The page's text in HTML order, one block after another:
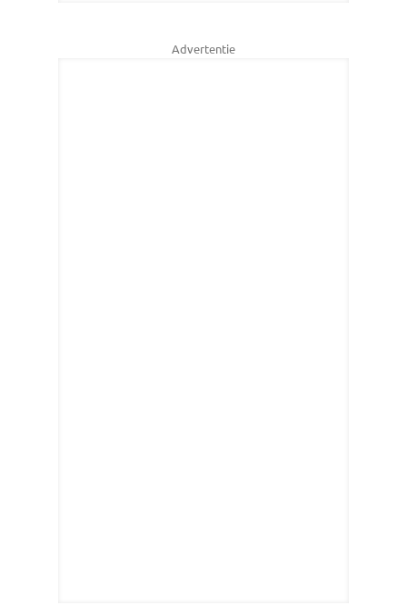
Advertentie